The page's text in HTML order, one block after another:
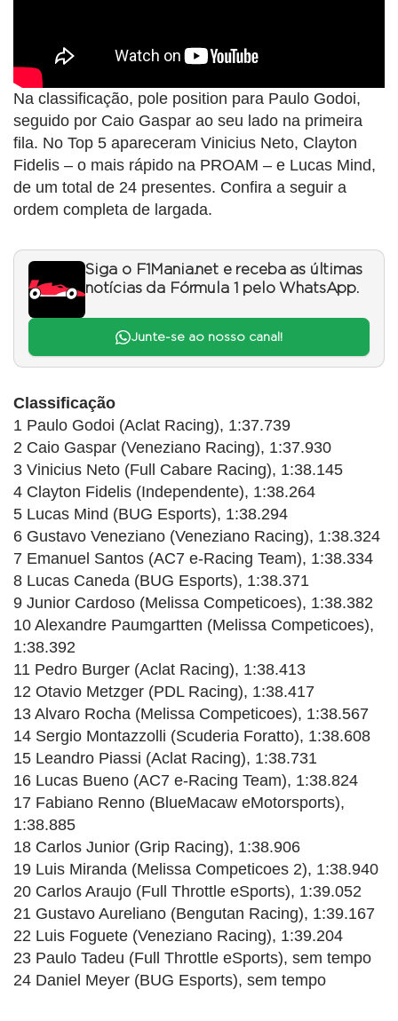
Na classificação, pole position para Paulo Godoi,
seguido por Caio Gaspar ao seu lado na primeira
fila. No Top 5 apareceram Vinicius Neto, Clayton
Fidelis – o mais rápido na PROAM – e Lucas Mind,
de um total de 24 presentes. Confira a seguir a
ordem completa de largada.
Siga o F1Mania.net e receba as últimas
notícias da Fórmula 1 pelo WhatsApp.
Junte-se ao nosso canal!
Classificação
1 Paulo Godoi (Aclat Racing), 1:37.739
2 Caio Gaspar (Veneziano Racing), 1:37.930
3 Vinicius Neto (Full Cabare Racing), 1:38.145
4 Clayton Fidelis (Independente), 1:38.264
5 Lucas Mind (BUG Esports), 1:38.294
6 Gustavo Veneziano (Veneziano Racing), 1:38.324
7 Emanuel Santos (AC7 e-Racing Team), 1:38.334
8 Lucas Caneda (BUG Esports), 1:38.371
9 Junior Cardoso (Melissa Competicoes), 1:38.382
10 Alexandre Paumgartten (Melissa Competicoes),
1:38.392
11 Pedro Burger (Aclat Racing), 1:38.413
12 Otavio Metzger (PDL Racing), 1:38.417
13 Alvaro Rocha (Melissa Competicoes), 1:38.567
14 Sergio Montazzolli (Scuderia Foratto), 1:38.608
15 Leandro Piassi (Aclat Racing), 1:38.731
16 Lucas Bueno (AC7 e-Racing Team), 1:38.824
17 Fabiano Renno (BlueMacaw eMotorsports),
1:38.885
18 Carlos Junior (Grip Racing), 1:38.906
19 Luis Miranda (Melissa Competicoes 2), 1:38.940
20 Carlos Araujo (Full Throttle eSports), 1:39.052
21 Gustavo Aureliano (Bengutan Racing), 1:39.167
22 Luis Foguete (Veneziano Racing), 1:39.204
23 Paulo Tadeu (Full Throttle eSports), sem tempo
24 Daniel Meyer (BUG Esports), sem tempo